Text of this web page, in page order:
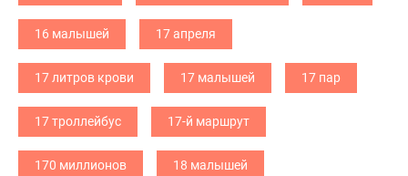
16 малышей 17 апреля
17 литров крови 17 малышей 17 пар
17 троллейбус 17-й маршрут
170 миллионов 18 малышей